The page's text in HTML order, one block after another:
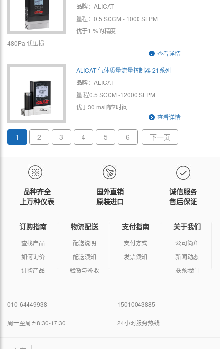
品牌：ALICAT
量程：0.5 SCCM - 1000 SLPM
优于1 %的精度
480Pa 低压损
查看详情
ALICAT 气体质量流量控制器 21系列
品牌：ALICAT
量 程0.5 SCCM -12000 SLPM
优于30 ms响应时间
查看详情
1 2 3 4 5 6 下一页
品种齐全
上万种仪表
国外直销
原装进口
诚信服务
售后保证
订购指南
查找产品
如何询价
订购产品
物流配送
配送说明
配送须知
验货与签收
支付指南
支付方式
发票须知
关于我们
公司简介
新闻动态
联系我们
010-64449938
周一至周五8:30-17:30
15010043885
24小时服务热线